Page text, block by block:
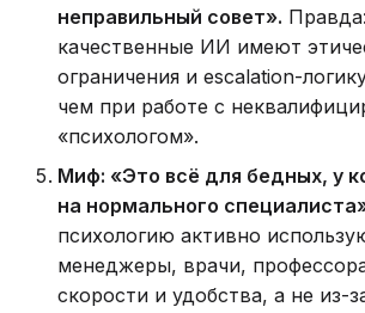
неправильный совет». Правда:
качественные ИИ имеют
ограничения и escalation-
чем при работе с
«психологом».
Миф: «Это всё для бедных, у
на нормального
психологию активно
менеджеры, врачи,
скорости и удобства, а не из-